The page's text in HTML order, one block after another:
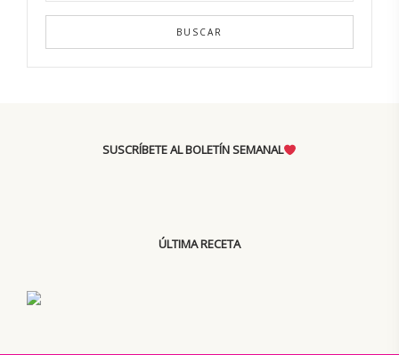
BUSCAR
SUSCRÍBETE AL BOLETÍN SEMANAL
ÚLTIMA RECETA